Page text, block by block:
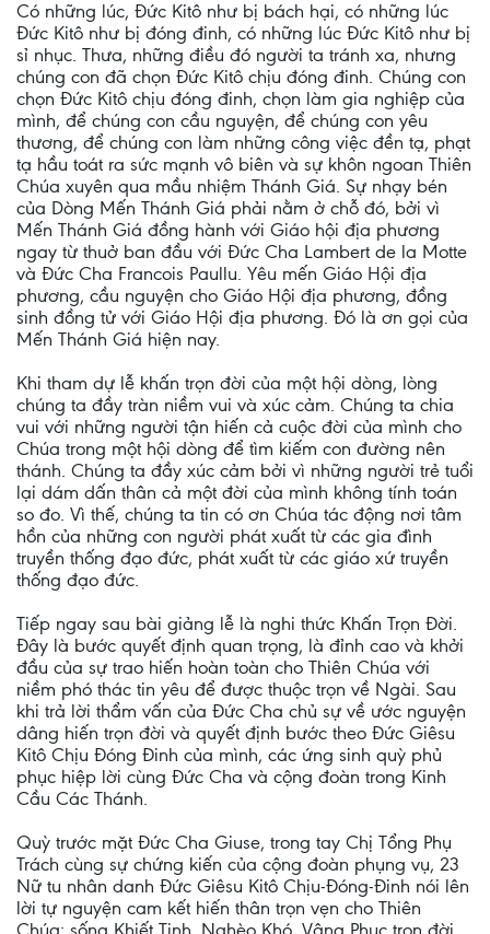
Có những lúc, Đức Kitô như bị bách hại, có những lúc
Đức Kitô như bị đóng đinh, có những lúc Đức Kitô như bị
sỉ nhục. Thưa, những điều đó người ta tránh xa, nhưng
chúng con đã chọn Đức Kitô chịu đóng đinh. Chúng con
chọn Đức Kitô chịu đóng đinh, chọn làm gia nghiệp của
mình, để chúng con cầu nguyện, để chúng con yêu
thương, để chúng con làm những công việc đền tạ, phạt
tạ hầu toát ra sức mạnh vô biên và sự khôn ngoan Thiên
Chúa xuyên qua mầu nhiệm Thánh Giá. Sự nhạy bén
của Dòng Mến Thánh Giá phải nằm ở chỗ đó, bởi vì
Mến Thánh Giá đồng hành với Giáo hội địa phương
ngay từ thuở ban đầu với Đức Cha Lambert de la Motte
và Đức Cha Francois Paullu. Yêu mến Giáo Hội địa
phương, cầu nguyện cho Giáo Hội địa phương, đồng
sinh đồng tử với Giáo Hội địa phương. Đó là ơn gọi của
Mến Thánh Giá hiện nay.
Khi tham dự lễ khấn trọn đời của một hội dòng, lòng
chúng ta đầy tràn niềm vui và xúc cảm. Chúng ta chia
vui với những người tận hiến cả cuộc đời của mình cho
Chúa trong một hội dòng để tìm kiếm con đường nên
thánh. Chúng ta đầy xúc cảm bởi vì những người trẻ tuổi
lại dám dấn thân cả một đời của mình không tính toán
so đo. Vì thế, chúng ta tin có ơn Chúa tác động nơi tâm
hồn của những con người phát xuất từ các gia đình
truyền thống đạo đức, phát xuất từ các giáo xứ truyền
thống đạo đức.
Tiếp ngay sau bài giảng lễ là nghi thức Khấn Trọn Đời.
Đây là bước quyết định quan trọng, là đỉnh cao và khởi
đầu của sự trao hiến hoàn toàn cho Thiên Chúa với
niềm phó thác tin yêu để được thuộc trọn về Ngài. Sau
khi trả lời thẩm vấn của Đức Cha chủ sự về ước nguyện
dâng hiến trọn đời và quyết định bước theo Đức Giêsu
Kitô Chịu Đóng Đinh của mình, các ứng sinh quỳ phủ
phục hiệp lời cùng Đức Cha và cộng đoàn trong Kinh
Cầu Các Thánh.
Quỳ trước mặt Đức Cha Giuse, trong tay Chị Tổng Phụ
Trách cùng sự chứng kiến của cộng đoàn phụng vụ, 23
Nữ tu nhân danh Đức Giêsu Kitô Chịu-Đóng-Đinh nói lên
lời tự nguyện cam kết hiến thân trọn vẹn cho Thiên
Chúa: sống Khiết Tịnh, Nghèo Khó, Vâng Phục trọn đời